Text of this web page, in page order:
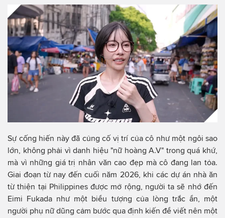
Sự cống hiến này đã củng cố vị trí của cô như một ngôi sao
lớn, không phải vì danh hiệu "nữ hoàng A.V" trong quá khứ,
mà vì những giá trị nhân văn cao đẹp mà cô đang lan tỏa.
Giai đoạn từ nay đến cuối năm 2026, khi các dự án nhà ăn
từ thiện tại Philippines được mở rộng, người ta sẽ nhớ đến
Eimi Fukada như một biểu tượng của lòng trắc ẩn, một
người phụ nữ dũng cảm bước qua định kiến để viết nên một